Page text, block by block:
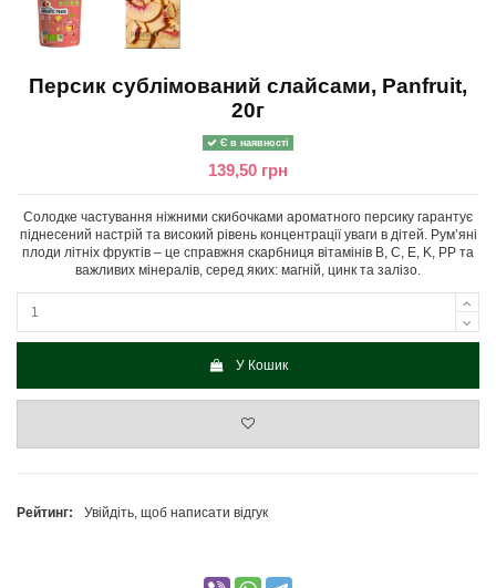
Персик сублімований слайсами, Panfruit,
20г
Є в наявності
139,50 грн
Солодке частування ніжними скибочками ароматного персику гарантує
піднесений настрій та високий рівень концентрації уваги в дітей. Рум’яні
плоди літніх фруктів – це справжня скарбниця вітамінів B, C, E, K, PP та
важливих мінералів, серед яких: магній, цинк та залізо.
У Кошик
Рейтинг: Увійдіть, щоб написати відгук